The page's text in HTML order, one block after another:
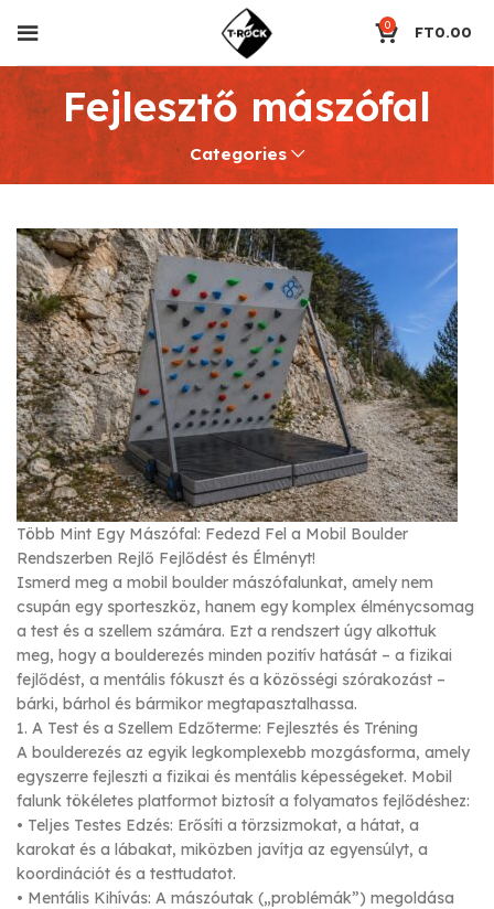
0 FT0.00
Fejlesztő mászófal
Categories
Több Mint Egy Mászófal: Fedezd Fel a Mobil Boulder
Rendszerben Rejlő Fejlődést és Élményt!
Ismerd meg a mobil boulder mászófalunkat, amely nem
csupán egy sporteszköz, hanem egy komplex élménycsomag
a test és a szellem számára. Ezt a rendszert úgy alkottuk
meg, hogy a boulderezés minden pozitív hatását – a fizikai
fejlődést, a mentális fókuszt és a közösségi szórakozást –
bárki, bárhol és bármikor megtapasztalhassa.
1. A Test és a Szellem Edzőterme: Fejlesztés és Tréning
A boulderezés az egyik legkomplexebb mozgásforma, amely
egyszerre fejleszti a fizikai és mentális képességeket. Mobil
falunk tökéletes platformot biztosít a folyamatos fejlődéshez:
• Teljes Testes Edzés: Erősíti a törzsizmokat, a hátat, a
karokat és a lábakat, miközben javítja az egyensúlyt, a
koordinációt és a testtudatot.
• Mentális Kihívás: A mászóutak („problémák”) megoldása